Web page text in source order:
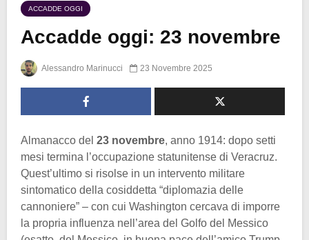
ACCADDE OGGI
Accadde oggi: 23 novembre
Alessandro Marinucci 23 Novembre 2025
Almanacco del 23 novembre, anno 1914: dopo setti
mesi termina l’occupazione statunitense di Veracruz.
Quest’ultimo si risolse in un intervento militare
sintomatico della cosiddetta “diplomazia delle
cannoniere” – con cui Washington cercava di imporre
la propria influenza nell’area del Golfo del Messico